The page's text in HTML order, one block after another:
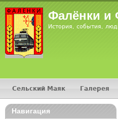
Фалёнки и
История, события,
Главное меню
Сельский Маяк Галерея
Навигация